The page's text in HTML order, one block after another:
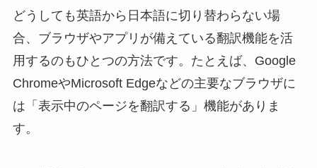
どうしても英語から日本語に切り替わらない場
合、ブラウザやアプリが備えている翻訳機能を活
用するのもひとつの方法です。たとえば、Google
ChromeやMicrosoft Edgeなどの主要なブラウザに
は「表示中のページを翻訳する」機能がありま
す。